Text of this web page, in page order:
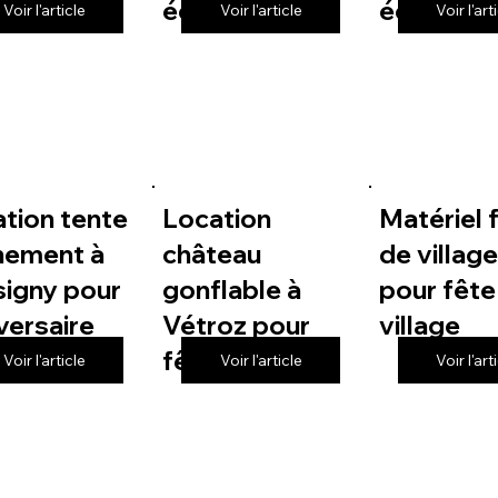
village
Voir l'article
écoleVoir l'article
écoleVoir
tente
à
pour
Voir l'article
Location
château
gonflable à
Vétroz pour
fête de village
Voir l'article
Matériel
de
pour
village
Voir